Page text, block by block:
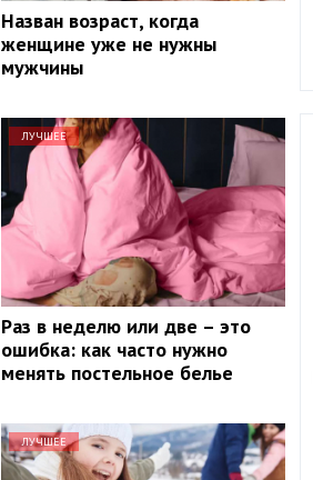
Назван возраст, когда
женщине уже не нужны
мужчины
ЛУЧШЕЕ
Раз в неделю или две – это
ошибка: как часто нужно
менять постельное белье
ЛУЧШЕЕ